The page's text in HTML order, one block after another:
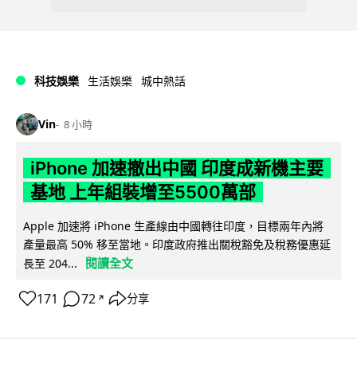
科技娛樂 生活娛樂 城中熱話
Vin 8 小時
iPhone 加速撤出中國 印度成新機主要
基地 上年組裝增至5500萬部
Apple 加速將 iPhone 生產線由中國轉往印度，目標兩年內將
產量最高 50% 移至當地。印度政府推出關稅豁免及稅務優惠延
長至 204...
閱讀全文
171 72 ↗ 分享